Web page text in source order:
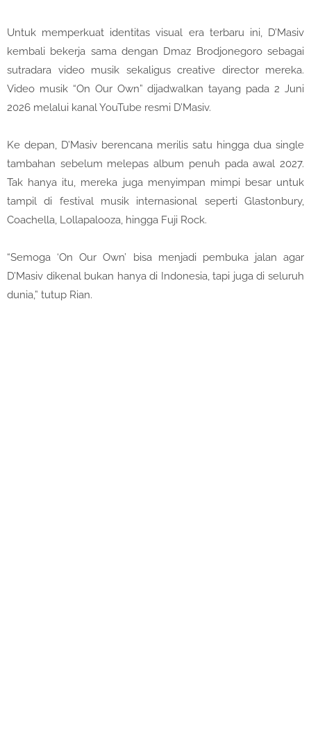
Untuk memperkuat identitas visual era terbaru ini, D’Masiv
kembali bekerja sama dengan Dmaz Brodjonegoro sebagai
sutradara video musik sekaligus creative director mereka.
Video musik “On Our Own” dijadwalkan tayang pada 2 Juni
2026 melalui kanal YouTube resmi D’Masiv.
Ke depan, D’Masiv berencana merilis satu hingga dua single
tambahan sebelum melepas album penuh pada awal 2027.
Tak hanya itu, mereka juga menyimpan mimpi besar untuk
tampil di festival musik internasional seperti Glastonbury,
Coachella, Lollapalooza, hingga Fuji Rock.
“Semoga ‘On Our Own’ bisa menjadi pembuka jalan agar
D’Masiv dikenal bukan hanya di Indonesia, tapi juga di seluruh
dunia,” tutup Rian.